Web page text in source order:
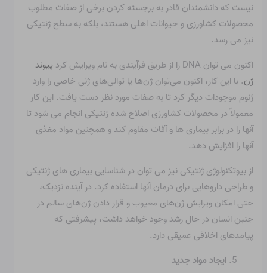
نیست که دانشمندان قادر به برجسته کردن برخی از صفات مطلوب
محصولات کشاورزی و حیوانات اهلی هستند، بلکه به سطح ژنتیکی
نیز می رسد.
اکنون می توان DNA را از طریق فرآیندی به نام ویرایش کرد
پیوند
ژن. با این کار، اکنون می‌توان ژن‌ها یا توالی‌های ژنی خاصی را وارد
ژنوم موجودات دیگر کرد تا به صفات مورد نظر دست یافت. این کار
معمولاً در محصولات کشاورزی اصلاح شده ژنتیکی انجام می شود تا
آنها را در برابر بیماری ها و آفات مقاوم کند و همچنین مواد مغذی
آنها را افزایش دهد.
از بیوتکنولوژی ژنتیکی نیز می توان در شناسایی بیماری های ژنتیکی
و طراحی داروهایی برای درمان آنها استفاده کرد. در آینده نزدیک،
حتی امکان ویرایش ژن‌های معیوب و قرار دادن ژن‌های سالم در
جنین انسان در حال رشد وجود خواهد داشت، پیشرفتی که
پیامدهای اخلاقی عمیقی دارد.
ایجاد مواد جدید